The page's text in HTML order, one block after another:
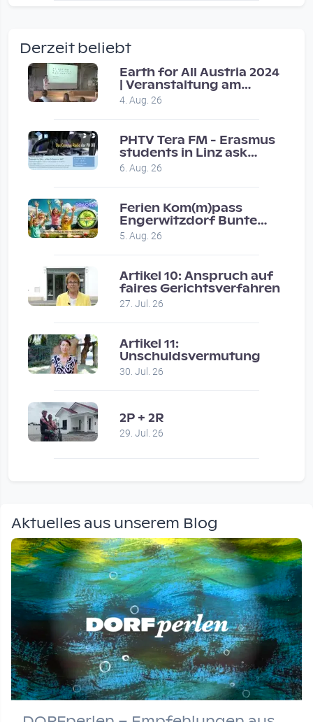
Vor 2 weeks 4 days
Coole Sendung, tolle…
Vor 1 month 2 weeks
Eure Show war super :-)…
Vor 1 month 2 weeks
Derzeit beliebt
Earth for All Austria 2024
| Veranstaltung am
8.7.2024
4. Aug. 26
PHTV Tera FM - Erasmus
students in Linz ask
people on road for
recommendations
6. Aug. 26
Ferien Kom(m)pass
Engerwitzdorf Bunte
Hundestunde
5. Aug. 26
Artikel 10: Anspruch auf
faires Gerichtsverfahren
27. Jul. 26
Artikel 11:
Unschuldsvermutung
30. Jul. 26
2P + 2R
29. Jul. 26
Aktuelles aus unserem Blog